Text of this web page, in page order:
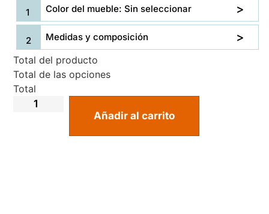
Color del mueble: Sin seleccionar
Medidas y composición
Total del producto
Total de las opciones
Total
Añadir al carrito